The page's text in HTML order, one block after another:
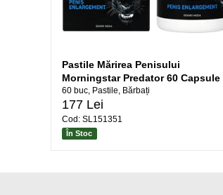
Pastile Mărirea Penisului
Morningstar Predator 60 Capsule
60 buc, Pastile, Bărbați
177 Lei
Cod: SL151351
În Stoc